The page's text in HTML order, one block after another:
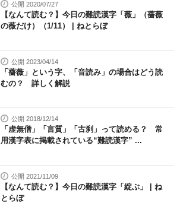
公開 2020/07/27
【なんて読む？】今日の難読漢字「薇」（薔薇
の薇だけ）（1/11） | ねとらぼ
公開 2023/04/14
「薔薇」という字、「音読み」の場合はどう読
むの？ 詳しく解説
公開 2018/12/14
「虚無僧」「言質」「古刹」って読める？ 常
用漢字表に掲載されている“難読漢字” ...
公開 2021/11/09
【なんて読む？】今日の難読漢字「綻ぶ」 | ね
とらぼ